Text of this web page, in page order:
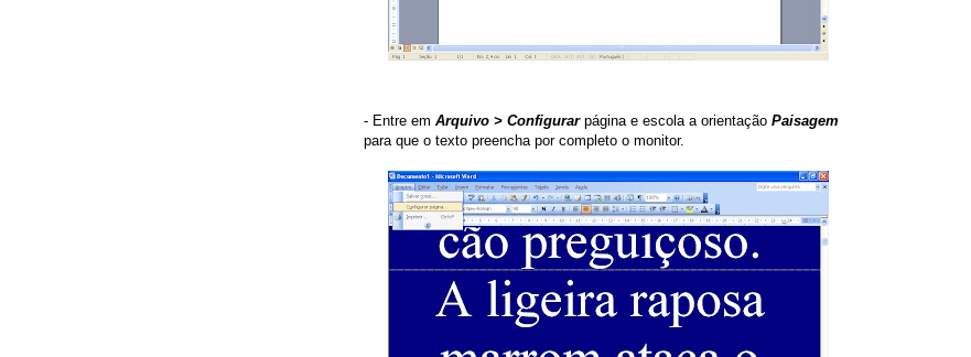
- Entre em Arquivo > Configurarpágina e escola a orientação Paisagem
para que o texto preencha por completo o monitor.